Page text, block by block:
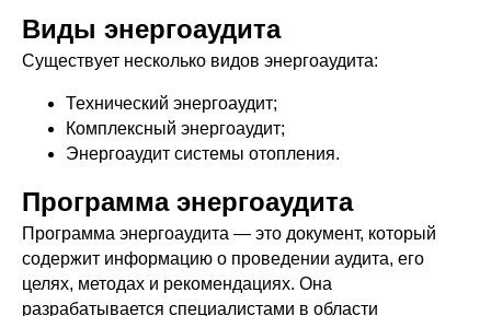
Виды энергоаудита
Существует несколько видов энергоаудита:
Технический энергоаудит;
Комплексный энергоаудит;
Энергоаудит системы отопления.
Программа энергоаудита
Программа энергоаудита — это документ, который
содержит информацию о проведении аудита, его
целях, методах и рекомендациях. Она
разрабатывается специалистами в области